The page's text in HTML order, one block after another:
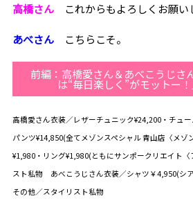
高橋さんこれからもよろしくお願い
あべさんこちらこそ。
前編：高橋愛さん＆あべこうじさ
は“毎日楽しく”がモットー
高橋愛さん衣装／レザーチュニック¥24,200・チュ
パンツ¥14,850(全てメゾンスペシャル 青山店〈メゾ
¥1,980・リング¥1,980(ともにサンポークリエイト〈
スト私物 あべこうじさん衣装／シャツ￥4,950(シ
その他／スタイリスト私物